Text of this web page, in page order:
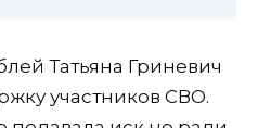
Татьяна Гриневич
участников СВО.